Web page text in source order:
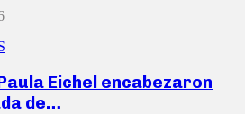
Eichel encabezaron
de…